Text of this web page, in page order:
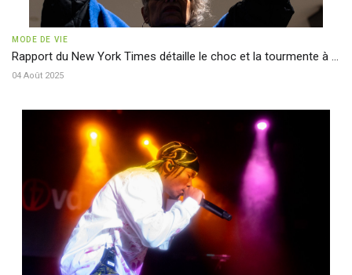
MODE DE VIE
Rapport du New York Times détaille le choc et la tourmente à ...
04 Août 2025